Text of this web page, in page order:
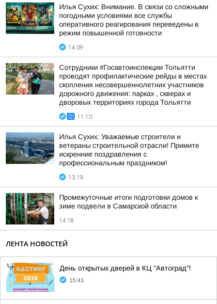
Илья Сухих: Внимание. В связи со сложными
погодными условиями все службы
оперативного реагирования переведены в
режим повышенной готовности
14:09
Сотрудники #Госавтоинспекции Тольятти
проводят профилактические рейды в местах
скопления несовершеннолетних участников
дорожного движения: парках , скверах и
дворовых территориях города Тольятти
11:10
Илья Сухих: Уважаемые строители и
ветераны строительной отрасли! Примите
искренние поздравления с
профессиональным праздником!
13:19
Промежуточные итоги подготовки домов к
зиме подвели в Самарской области
14:18
ЛЕНТА НОВОСТЕЙ
День открытых дверей в КЦ "Автоград"!
15:41